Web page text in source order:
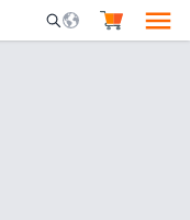
Mobile Search